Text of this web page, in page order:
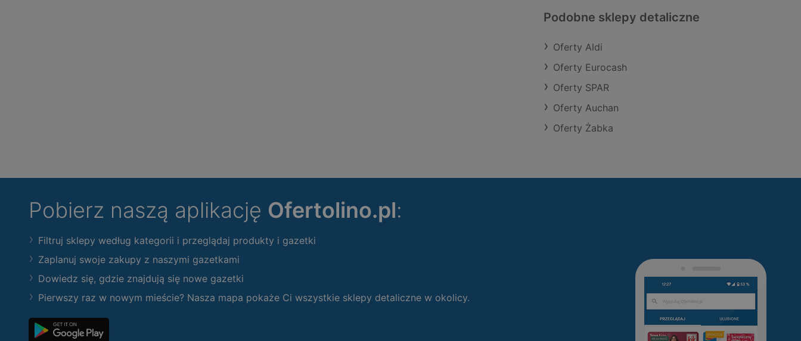
Podobne sklepy detaliczne
Oferty Aldi
Oferty Eurocash
Oferty SPAR
Oferty Auchan
Oferty Żabka
Pobierz naszą aplikację Ofertolino.pl:
Filtruj sklepy według kategorii i przeglądaj produkty i gazetki
Zaplanuj swoje zakupy z naszymi gazetkami
Dowiedz się, gdzie znajdują się nowe gazetki
Pierwszy raz w nowym mieście? Nasza mapa pokaże Ci wszystkie sklepy detaliczne w okolicy.